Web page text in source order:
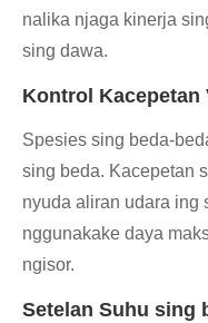
nalika njaga kinerja
sing dawa.
Kontrol Kacepetan
Spesies sing beda-
sing beda. Kacepetan
nyuda aliran udara ing
nggunakake daya
ngisor.
Setelan Suhu sing